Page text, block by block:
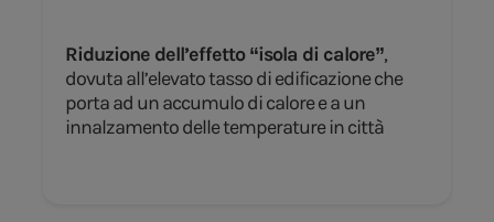
Riduzione dell’effetto “isola di calore”,
dovuta all’elevato tasso di edificazione che
porta ad un accumulo di calore e a un
innalzamento delle temperature in città